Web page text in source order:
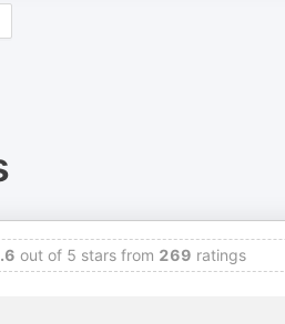
out of 5 stars from 269 ratings